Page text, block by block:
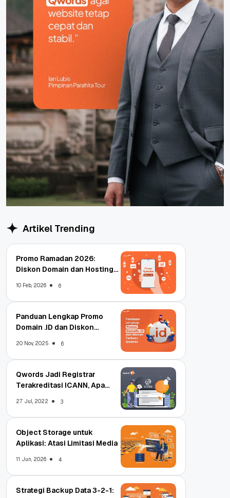
Artikel Trending
Promo Ramadan 2026:
Diskon Domain dan Hosting
10 Feb, 2026 6
Panduan Lengkap Promo
Domain .ID dan Diskon
20 Nov, 2025 6
Qwords Jadi Registrar
Terakreditasi ICANN, Apa
27 Jul, 2022 3
Object Storage untuk
Aplikasi: Atasi Limitasi Media
11 Jun, 2026 4
Strategi Backup Data 3-2-1: